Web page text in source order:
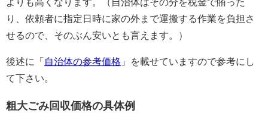
り、依頼者に指定日時に家の外まで運搬する作業を負担さ
せるので、そのぶん安いとも言えます。）
後述に「 自治体の参考価格 」を載せていますので参考にし
て下さい。
粗大ごみ回収価格の具体例